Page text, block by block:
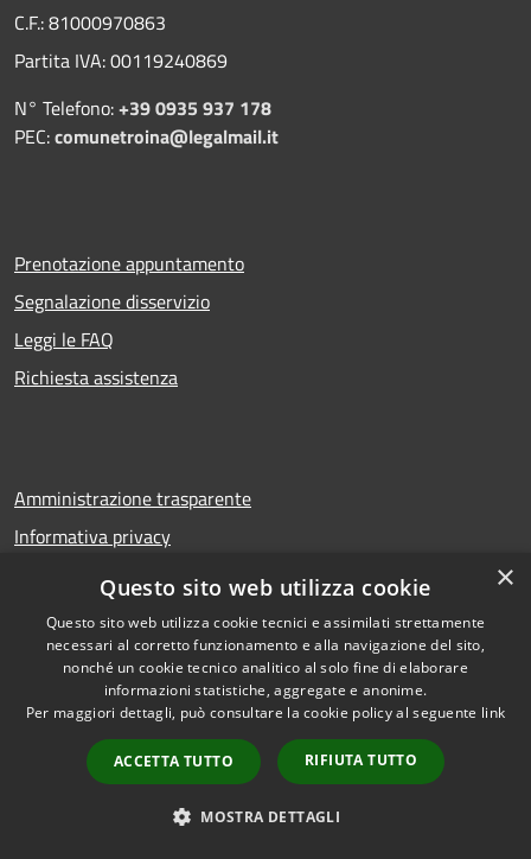
C.F.: 81000970863
Partita IVA: 00119240869
N° Telefono:+39 0935 937 178
PEC:comunetroina@legalmail.it
Prenotazione appuntamento
Segnalazione disservizio
Leggi le FAQ
Richiesta assistenza
Amministrazione trasparente
Informativa privacy
Dichiarazione di accessibilità
RSS
Accessibilità
Copyright © 2026 • Comune di
Troina • Powered by
Municipium Accesso
×
Questo sito web utilizza cookie
Questo sito web utilizza cookie tecnici e assimilati strettamente
necessari al corretto funzionamento e alla navigazione del sito,
nonché un cookie tecnico analitico al solo fine di elaborare
informazioni statistiche, aggregate e anonime.
Per maggiori dettagli, può consultare la cookie policy al seguente link
ACCETTA TUTTO RIFIUTA TUTTO
MOSTRA DETTAGLI